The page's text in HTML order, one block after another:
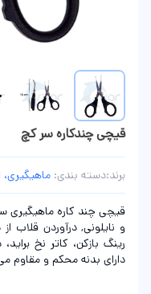
قیچی چندکاره سر کچ
برند:دسته بندی: ماهیگیری،
قیچی چند کاره
و نایلونی, درآوردن قلاب
رینگ بازکن، کاتر نخ
دارای بدنه محکم و مقاوم